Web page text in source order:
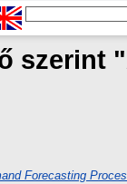
szerint "
Forecasting